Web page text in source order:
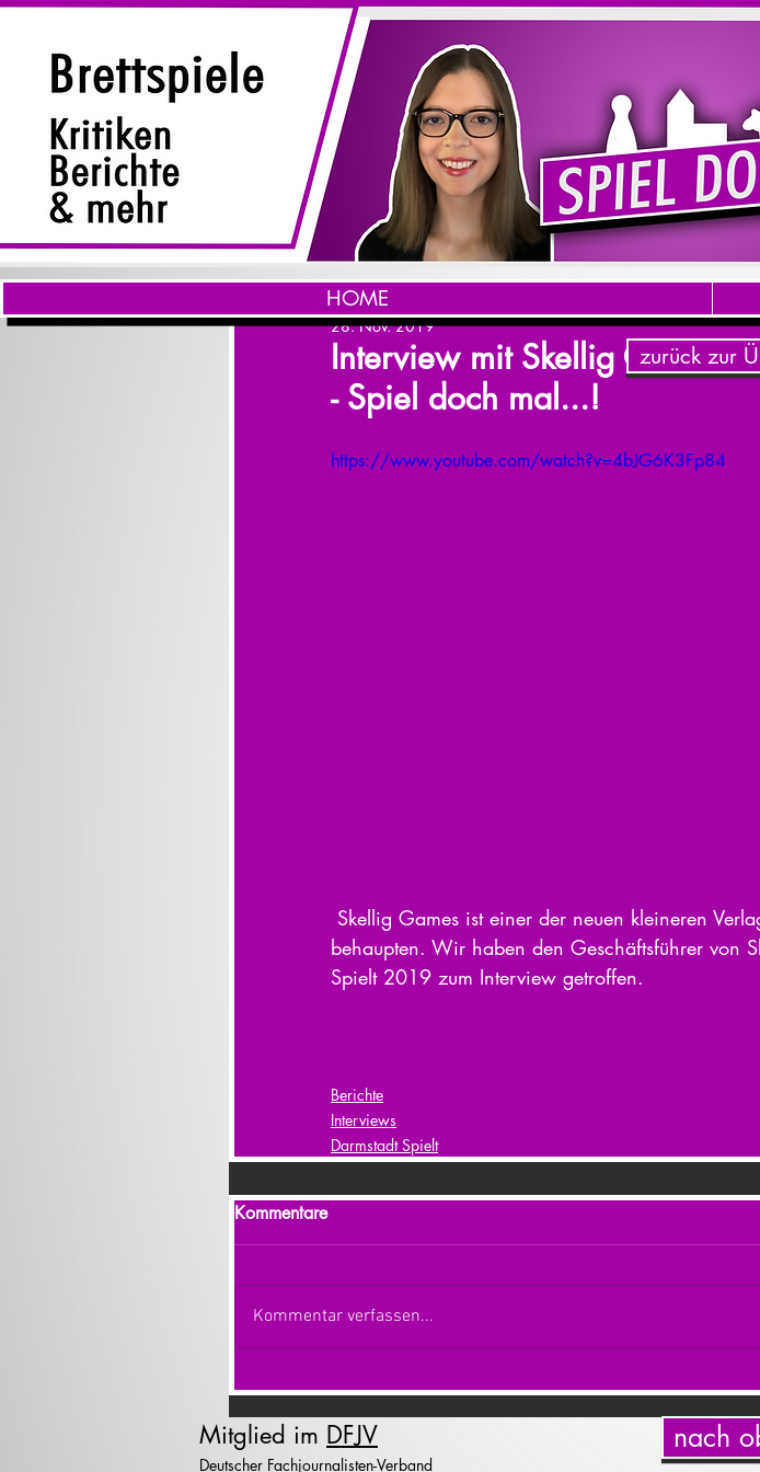
Interview mit Skellig Games -
- Spiel doch mal...!
28. Nov. 2019
https://www.youtube.com/watch?v=4bJG6K3Fp84
behaupten. Wir haben den Geschäftsführer von
Spielt 2019 zum Interview getroffen.
Berichte
Interviews
Darmstadt Spielt
Kommentare
Kommentar verfassen...
zurück zur
HOME
Mitglied im DFJV
Deutscher Fachjournalisten-Verband
nach